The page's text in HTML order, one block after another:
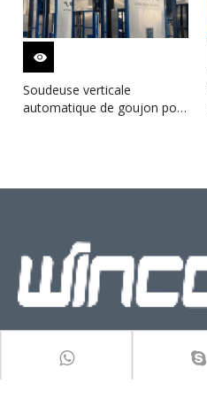
Soudeuse verticale
automatique de goujon pour
responsabilité